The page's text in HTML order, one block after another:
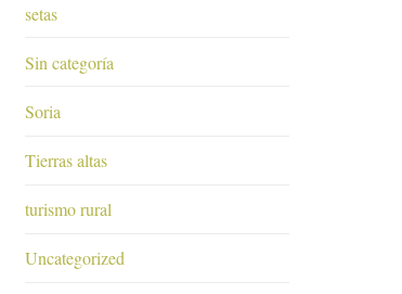
setas
Sin categoría
Soria
Tierras altas
turismo rural
Uncategorized